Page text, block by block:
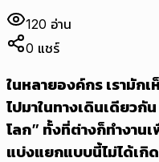
120 อ่าน
0 แชร์
ในหลายองค์กร เรามัก
ไปมาในทางเดินเดียว
โลก” ทั้งที่ต่างก็ทำงาน
แบ่งแยกแบบนี้ไม่ได้เกิ